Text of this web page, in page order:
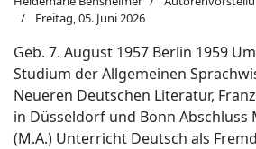
Freitag, 05. Juni 2026
Geb. 7. August 1957 Berlin 1959
Studium der Allgemeinen
Neueren Deutschen Literatur,
in Düsseldorf und Bonn Abschluss
(M.A.) Unterricht Deutsch als